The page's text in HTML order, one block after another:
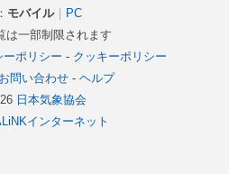
モバイル｜
PC
は一部制限されます
ーポリシー - クッキーポリシー
お問い合わせ- ヘルプ
日本気象協会
インターネット